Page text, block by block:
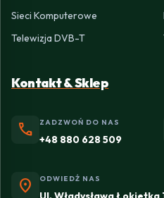
Sieci Komputerowe
Telewizja DVB-T
Kontakt & Sklep
phone ZADZWOŃ DO NAS
+48 880 628 509
location_on ODWIEDŹ NAS